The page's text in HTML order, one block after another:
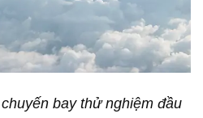
bay thử nghiệm đầu